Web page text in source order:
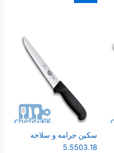
سكين جرامه و سلاخه
5.5503.18